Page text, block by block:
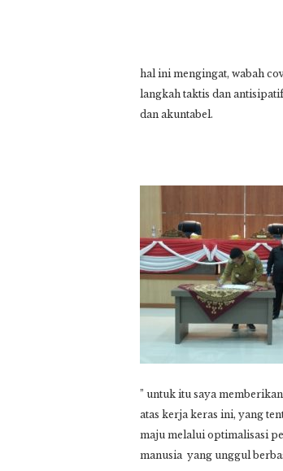
hal ini mengingat, wabah
langkah taktis dan
dan akuntabel.
” untuk itu saya
atas kerja keras ini, yang
maju melalui optimalisasi
manusia yang unggul